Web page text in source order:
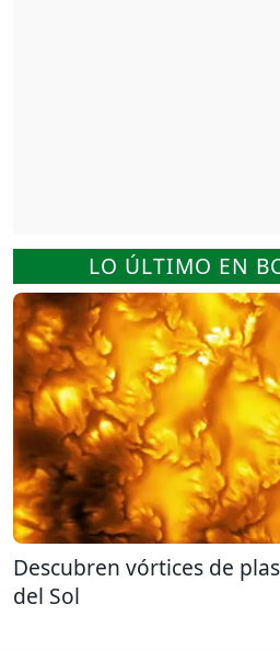
LO ÚLTIMO EN
Descubren vórtices de
del Sol